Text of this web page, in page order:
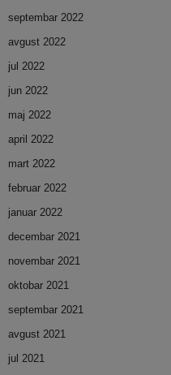
septembar 2022
avgust 2022
jul 2022
jun 2022
maj 2022
april 2022
mart 2022
februar 2022
januar 2022
decembar 2021
novembar 2021
oktobar 2021
septembar 2021
avgust 2021
jul 2021